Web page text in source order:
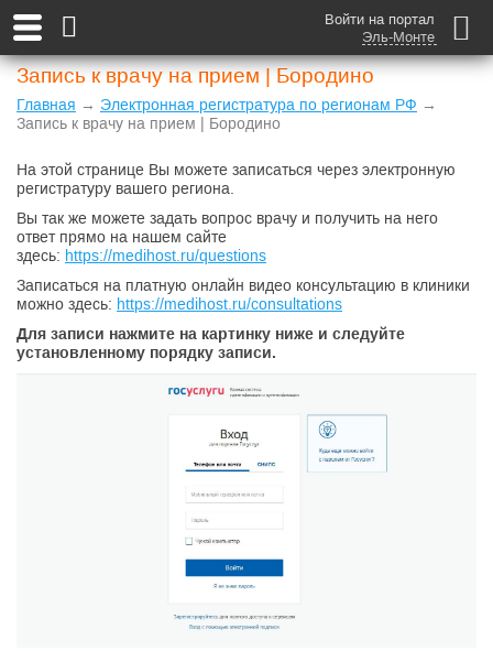
Войти на портал
Эль-Монте
Запись к врачу на прием | Бородино
Главная → Электронная регистратура по регионам РФ →
Запись к врачу на прием | Бородино
На этой странице Вы можете записаться через электронную
регистратуру вашего региона.
Вы так же можете задать вопрос врачу и получить на него
ответ прямо на нашем сайте
здесь: https://medihost.ru/questions
Записаться на платную онлайн видео консультацию в клиники
можно здесь: https://medihost.ru/consultations
Для записи нажмите на картинку ниже и следуйте
установленному порядку записи.